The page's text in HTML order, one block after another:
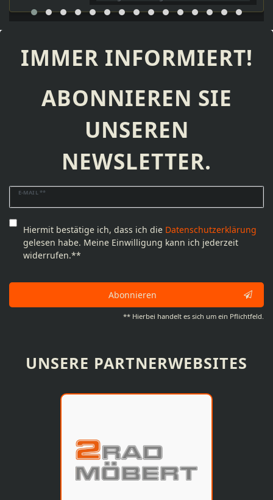
IMMER INFORMIERT!
ABONNIEREN SIE
UNSEREN
NEWSLETTER.
E-MAIL **
Newsletter
Honig
Hiermit bestätige ich, dass ich die Daten­schutz­erklärung
gelesen habe. Meine Einwilligung kann ich jederzeit
widerrufen.**
Abonnieren
** Hierbei handelt es sich um ein Pflichtfeld.
UNSERE PARTNERWEBSITES